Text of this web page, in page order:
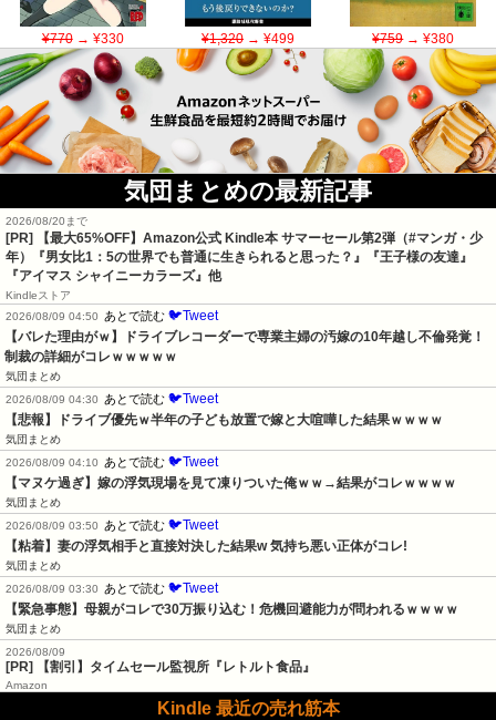
¥770→ ¥330 ¥1,320→ ¥499 ¥759→ ¥380
気団まとめの最新記事
2026/08/20まで
[PR]
【最大65%OFF】Amazon公式 Kindle本 サマーセール第2弾（#マンガ・少
年）『男女比1：5の世界でも普通に生きられると思った？』『王子様の友達』
『アイマス シャイニーカラーズ』他
Kindleストア
2026/08/09 04:50
あとで読む 🐦Tweet
【バレた理由がｗ】ドライブレコーダーで専業主婦の汚嫁の10年越し不倫発覚！
制裁の詳細がコレｗｗｗｗｗ
気団まとめ
2026/08/09 04:30
あとで読む 🐦Tweet
【悲報】ドライブ優先ｗ半年の子ども放置で嫁と大喧嘩した結果ｗｗｗｗ
気団まとめ
2026/08/09 04:10
あとで読む 🐦Tweet
【マヌケ過ぎ】嫁の浮気現場を見て凍りついた俺ｗｗ→結果がコレｗｗｗｗ
気団まとめ
2026/08/09 03:50
あとで読む 🐦Tweet
【粘着】妻の浮気相手と直接対決した結果w 気持ち悪い正体がコレ!
気団まとめ
2026/08/09 03:30
あとで読む 🐦Tweet
【緊急事態】母親がコレで30万振り込む！危機回避能力が問われるｗｗｗｗ
気団まとめ
2026/08/09
[PR] 【割引】タイムセール監視所『レトルト食品』
Amazon
Kindle 最近の売れ筋本